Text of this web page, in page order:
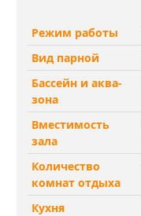
Режим работы
Вид парной
Бассейн и аква-
зона
Вместимость
зала
Количество
комнат отдыха
Кухня